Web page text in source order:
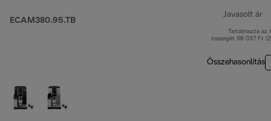
ECAM380.95.TB
Javasolt ár
Tartalmazza az
összegét 58 037 Ft
Összehasonlítás